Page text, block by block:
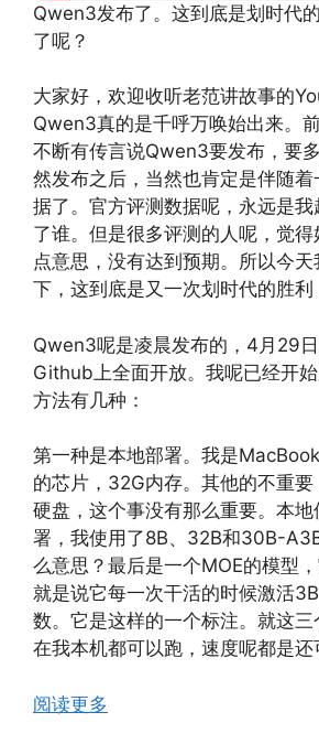
Qwen3发布了。这到底是划时代
了呢？
大家好，欢迎收听老范讲故事的
Qwen3真的是千呼万唤始出来。
不断有传言说Qwen3要发布，要
然发布之后，当然也肯定是伴随
据了。官方评测数据呢，永远是
了谁。但是很多评测的人呢，觉
点意思，没有达到预期。所以今
下，这到底是又一次划时代的胜利
Qwen3呢是凌晨发布的，4月29
Github上全面开放。我呢已经开
方法有几种：
第一种是本地部署。我是
的芯片，32G内存。其他的不重
硬盘，这个事没有那么重要。本
署，我使用了8B、32B和30B-
么意思？最后是一个MOE的模型
就是说它每一次干活的时候激活
数。它是这样的一个标注。就这三
在我本机都可以跑，速度呢都是还
阅读更多